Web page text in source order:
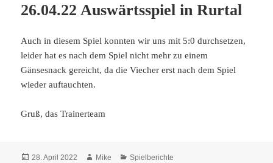
26.04.22 Auswärtsspiel in Rurtal
Auch in diesem Spiel konnten wir uns mit 5:0 durchsetzen,
leider hat es nach dem Spiel nicht mehr zu einem
Gänsesnack gereicht, da die Viecher erst nach dem Spiel
wieder auftauchten.
Gruß, das Trainerteam
Veröffentlicht
28. April 2022 Autor
Mike Kategorien
Spielberichte